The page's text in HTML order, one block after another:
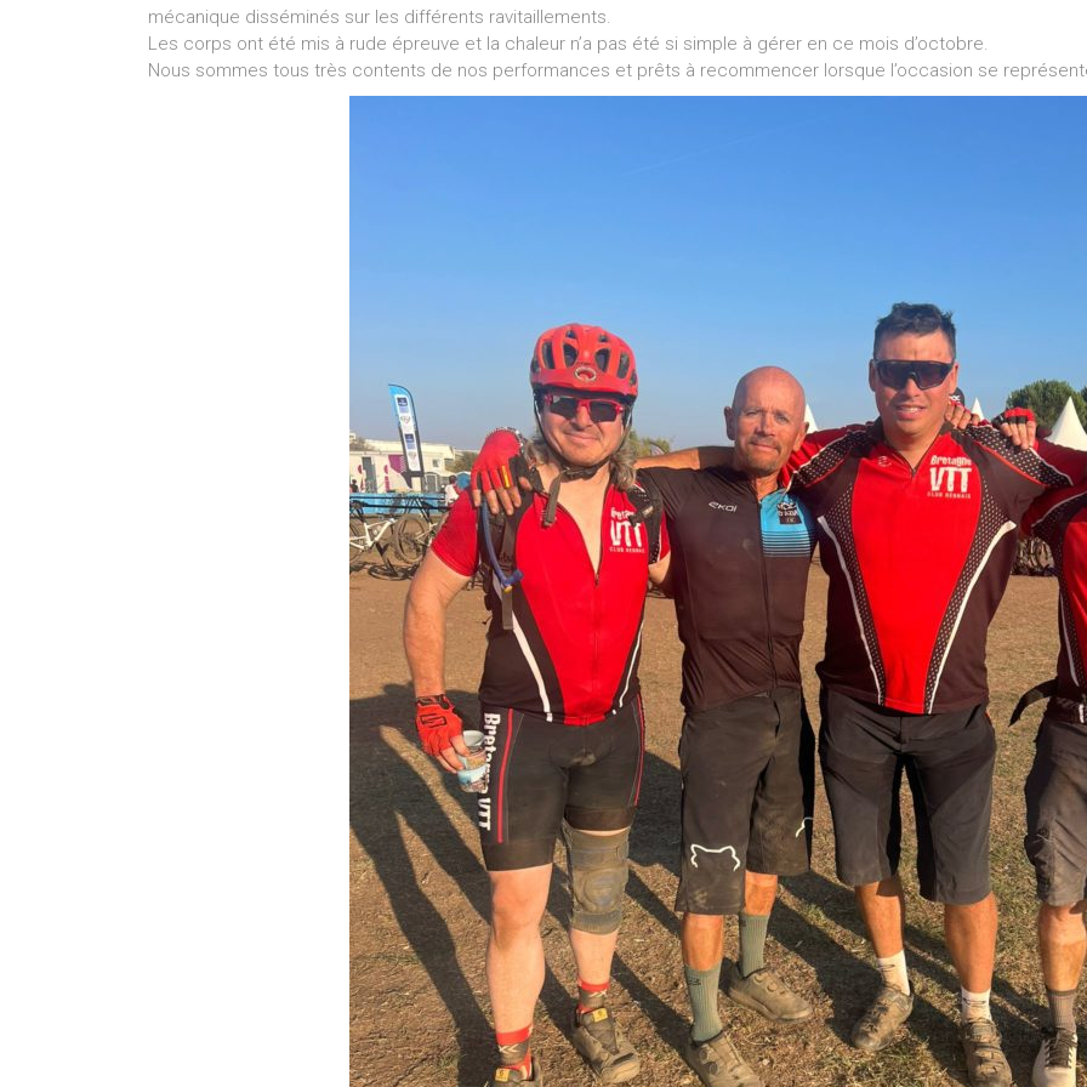
mécanique disséminés sur les différents ravitaillements.
Les corps ont été mis à rude épreuve et la chaleur n’a pas été si simple à gérer en ce mois d’octobre.
Nous sommes tous très contents de nos performances et prêts à recommencer lorsque l’occasion se